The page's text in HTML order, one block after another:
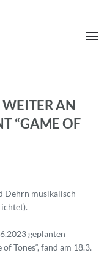
AN
“GAME OF
Dehrn musikalisch
geplanten
Tones“, fand am 18.3.